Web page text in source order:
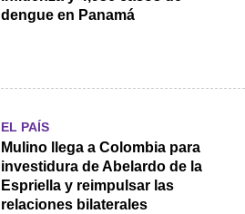
dengue en Panamá
EL PAÍS
Mulino llega a Colombia para
investidura de Abelardo de la
Espriella y reimpulsar las
relaciones bilaterales